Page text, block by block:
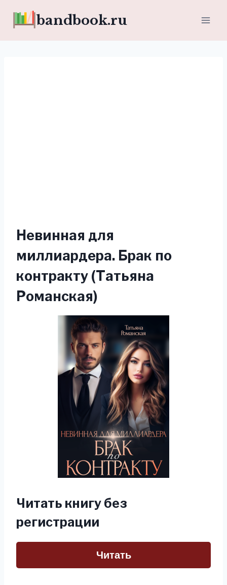
bandbook.ru
Невинная для
миллиардера. Брак по
контракту (Татьяна
Романская)
Читать книгу без
регистрации
Читать